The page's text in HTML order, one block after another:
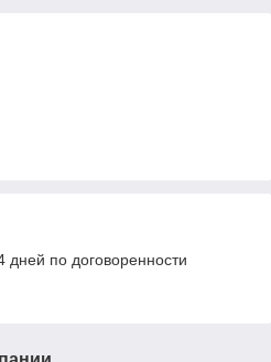
дней по договоренности